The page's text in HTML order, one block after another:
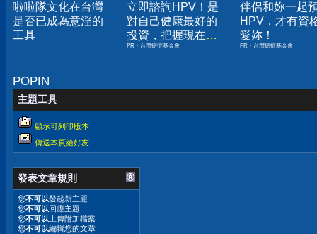
啦啦隊文化在台灣
是否已成為意淫的
工具
立即諮詢HPV！是
對自己健康最好的
投資，把握現在不
嫌晚！
PR・台灣癌症基金會
伴侶和妳一起
HPV，才有資
愛妳！
PR・台灣癌症基金會
POPIN
主題工具
顯示可列印版本
傳送本頁給好友
發表文章規則
您不可以發起新主題
您不可以回應主題
您不可以 上傳附加檔案
您不可以編輯您的文章